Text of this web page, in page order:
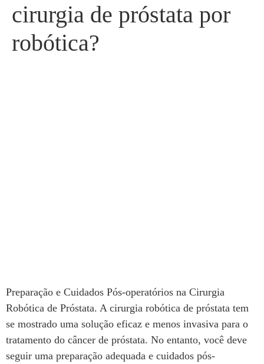
cirurgia de próstata por
robótica?
Preparação e Cuidados Pós-operatórios na Cirurgia
Robótica de Próstata. A cirurgia robótica de próstata tem
se mostrado uma solução eficaz e menos invasiva para o
tratamento do câncer de próstata. No entanto, você deve
seguir uma preparação adequada e cuidados pós-